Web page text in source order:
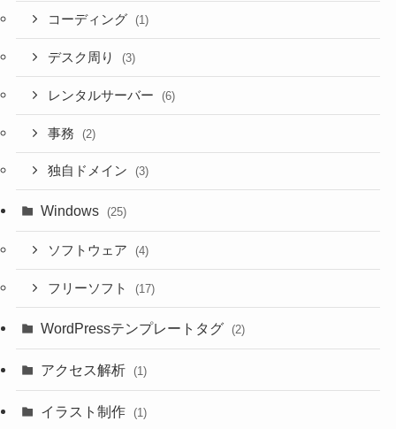
コーディング (1)
デスク周り (3)
レンタルサーバー (6)
事務 (2)
独自ドメイン (3)
Windows (25)
ソフトウェア (4)
フリーソフト (17)
WordPressテンプレートタグ (2)
アクセス解析 (1)
イラスト制作 (1)